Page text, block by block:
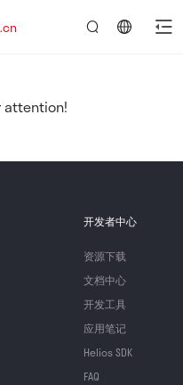
attention!
开发者中心
资源下载
文档中心
开发工具
应用笔记
Helios SDK
FAQ